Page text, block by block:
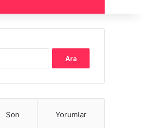
Son Yorumlar